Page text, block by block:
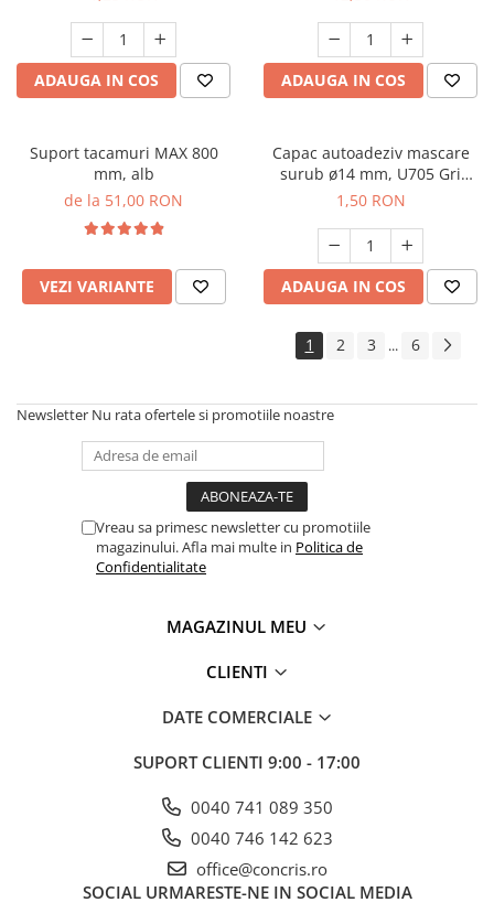
ADAUGA IN COS ADAUGA IN COS
Suport tacamuri MAX 800
mm, alb
de la 51,00 RON
VEZI VARIANTE
Capac autoadeziv mascare
surub ø14 mm, U705 Gri
Angora, folie 25 buc
1,50 RON
ADAUGA IN COS
1 2 3 ... 6
Newsletter Nu rata ofertele si promotiile noastre
Vreau sa primesc newsletter cu promotiile
magazinului. Afla mai multe in Politica de
Confidentialitate
MAGAZINUL MEU
CLIENTI
DATE COMERCIALE
SUPORT CLIENTI 9:00 - 17:00
0040 741 089 350
0040 746 142 623
office@concris.ro
SOCIAL URMARESTE-NE IN SOCIAL MEDIA